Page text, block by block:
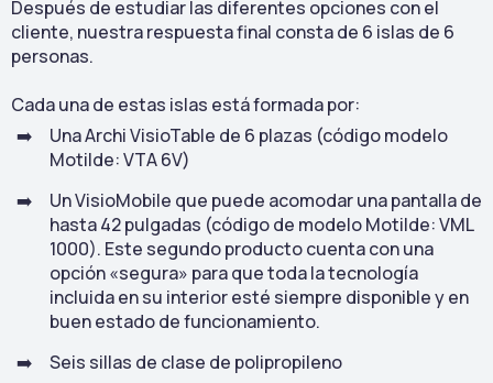
Después de estudiar las diferentes opciones con el
cliente, nuestra respuesta final consta de 6 islas de 6
personas.
Cada una de estas islas está formada por:
Una Archi VisioTable de 6 plazas (código modelo
Motilde: VTA 6V)
Un VisioMobile que puede acomodar una pantalla de
hasta 42 pulgadas (código de modelo Motilde: VML
1000). Este segundo producto cuenta con una
opción «segura» para que toda la tecnología
incluida en su interior esté siempre disponible y en
buen estado de funcionamiento.
Seis sillas de clase de polipropileno